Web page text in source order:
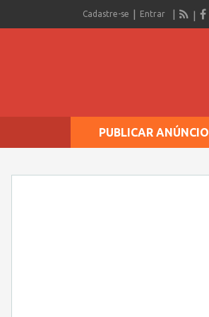
Cadastre-se Entrar
PUBLICAR ANÚNCIO